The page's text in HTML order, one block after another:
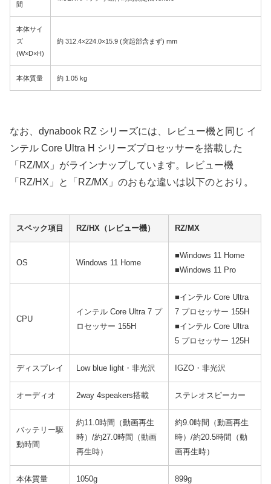
間
本体サイ
ズ
(W×D×H)
約 312.4×224.0×15.9 (突起部含まず) mm
本体質量 約 1.05 kg
なお、dynabook RZ シリーズには、レビュー機と同じ イ
ンテル Core Ultra H シリーズプロセッサーを搭載した
「RZ/MX」がラインナップしています。レビュー機
「RZ/HX」と「RZ/MX」のおもな違いは以下のとおり。
スペック項目 RZ/HX（レビュー機） RZ/MX
OS Windows 11 Home
■Windows 11 Home
■Windows 11 Pro
CPU
インテル Core Ultra 7 プ
ロセッサー 155H
■インテル Core Ultra
7 プロセッサー 155H
■インテル Core Ultra
5 プロセッサー 125H
ディスプレイ Low blue light・非光沢 IGZO・非光沢
オーディオ 2way 4speakers搭載 ステレオスピーカー
バッテリー駆
動時間
約11.0時間（動画再生
時）/約27.0時間（動画
再生時）
約9.0時間（動画再生
時）/約20.5時間（動
画再生時）
本体質量 1050g 899g